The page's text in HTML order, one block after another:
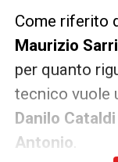
Come riferito
Maurizio Sarri
per quanto
tecnico vuole
Danilo Cataldi
Antonio